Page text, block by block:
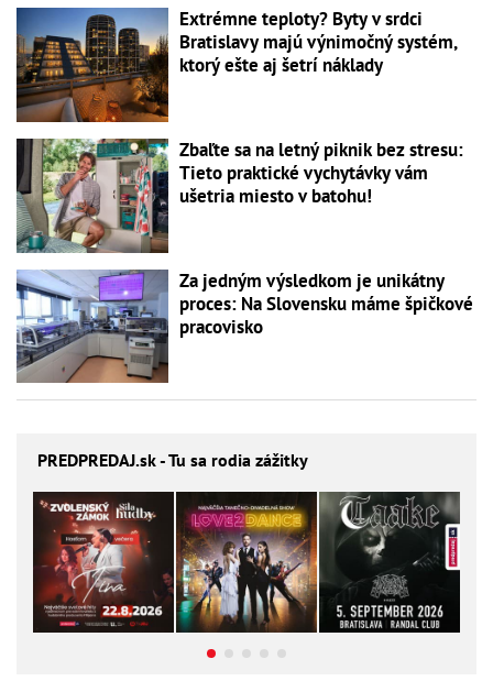
Extrémne teploty? Byty v srdci
Bratislavy majú výnimočný systém,
ktorý ešte aj šetrí náklady
Zbaľte sa na letný piknik bez stresu:
Tieto praktické vychytávky vám
ušetria miesto v batohu!
Za jedným výsledkom je unikátny
proces: Na Slovensku máme špičkové
pracovisko
PREDPREDAJ.sk - Tu sa rodia zážitky